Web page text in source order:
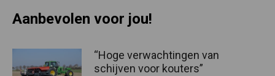
Aanbevolen voor jou!
“Hoge verwachtingen van
schijven voor kouters”